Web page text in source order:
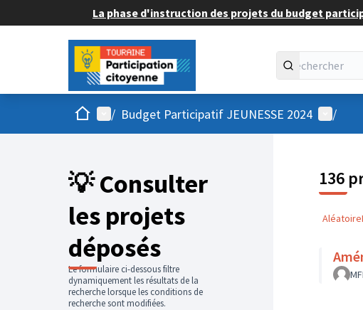
La phase d'instruction des projets du budget
AccueilMenu principal
/ Budget Participatif JEUNESSE 2024 Menu
/
💡 Consulter
les projets
déposés
Le formulaire ci-dessous filtre
dynamiquement les résultats de la
recherche lorsque les conditions de
recherche sont modifiées.
136
Aléatoire